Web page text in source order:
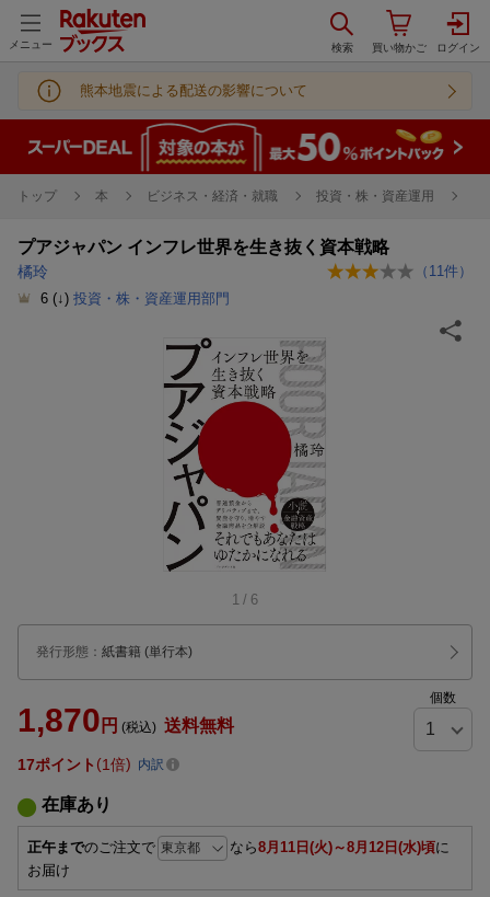
メニュー
熊本地震による配送の影響について
トップ 本 ビジネス・経済・就職 投資・株・資産運用
プアジャパン インフレ世界を生き抜く資本戦略
橘玲 （ 11 件）
6 (↓) 投資・株・資産運用部門
1 / 6
発行形態 ： 紙書籍 (単行本)
1,870 円 (税込) 送料無料
個数
17ポイント 1倍 内訳
在庫あり
正午までのご注文で なら8月11日(火)～8月12日(水)頃に
お届け